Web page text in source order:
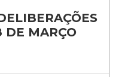
DE MARÇO